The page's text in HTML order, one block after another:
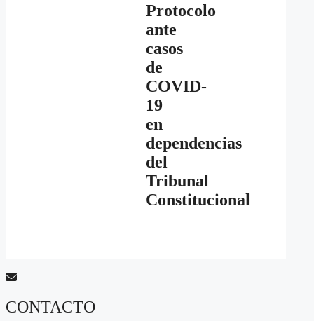
Protocolo
ante
casos
de
COVID-
19
en
dependencias
del
Tribunal
Constitucional
CONTACTO